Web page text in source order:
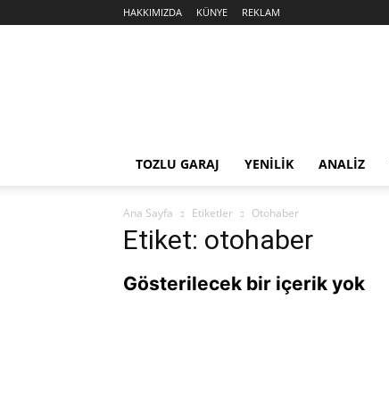
HAKKIMIZDA KÜNYE REKLAM
TOZLU GARAJ YENİLİK ANALİZ
Ana Sayfa Etiketler Otohaber
Etiket: otohaber
Gösterilecek bir içerik yok